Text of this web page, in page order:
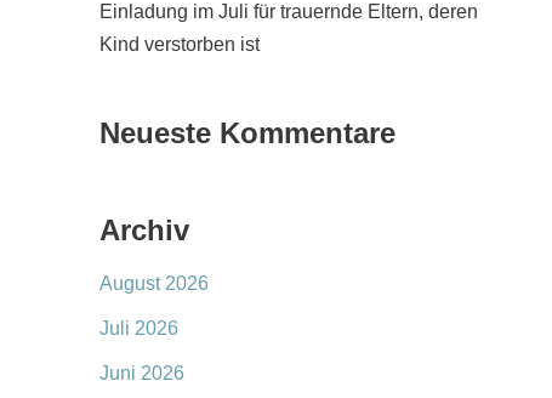
Einladung im Juli für trauernde Eltern, deren
Kind verstorben ist
Neueste Kommentare
Archiv
August 2026
Juli 2026
Juni 2026